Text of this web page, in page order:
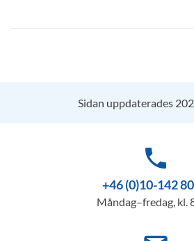
Sidan uppdaterades
phone
+46 (0)10-142
Måndag–fredag, kl.